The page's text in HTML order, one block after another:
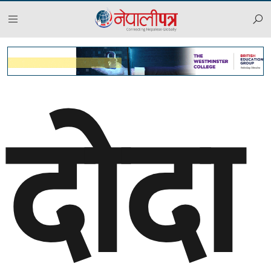
२०८३ साउन २४, आईतबार
दोदा